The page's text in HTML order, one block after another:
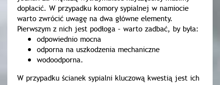
dopłacić. W przypadku komory sypialnej w namiocie
warto zwrócić uwagę na dwa główne elementy.
Pierwszym z nich jest podłoga – warto zadbać, by była:
odpowiednio mocna
odporna na uszkodzenia mechaniczne
wodoodporna.
W przypadku ścianek sypialni kluczową kwestią jest ich